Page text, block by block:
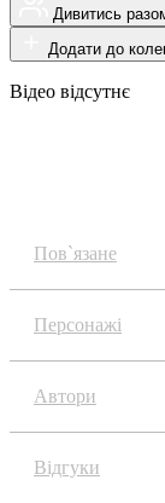
Дивитись
Додати до
Відео відсутнє
Пов`язане
Персонажі
Автори
Відгуки